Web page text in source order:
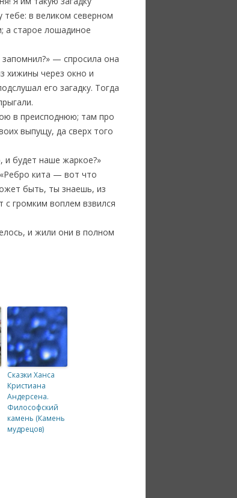
тебе: в великом северном
а старое лошадиное
запомнил?» — спросила она
хижины через окно и
его загадку. Тогда
в преисподнюю; там про
выпущу, да сверх того
и будет наше жаркое?»
кита — вот что
быть, ты знаешь, из
громким воплем взвился
и жили они в полном
Сказки Ханса
Кристиана
Андерсена.
Философский
камень (Камень
мудрецов)